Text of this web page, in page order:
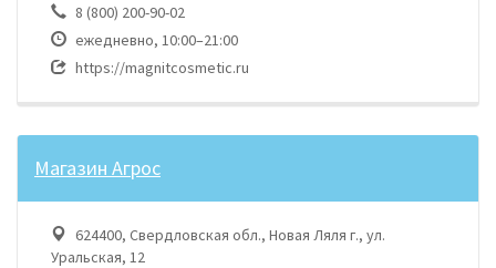
8 (800) 200-90-02
ежедневно, 10:00–21:00
https://magnitcosmetic.ru
Магазин Агрос
624400, Свердловская обл., Новая Ляля г., ул.
Уральская, 12